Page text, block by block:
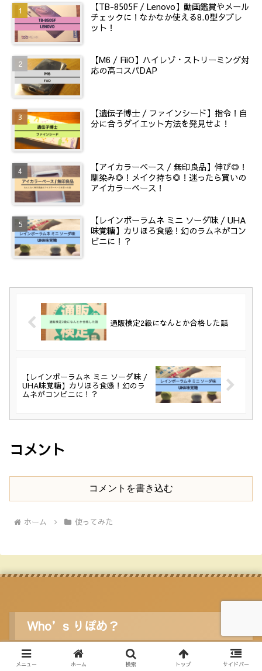
【TB-8505F / Lenovo】動画鑑賞やメール
チェックに！なかなか使える8.0型タブレ
ット！
【M6 / FiiO】ハイレゾ・ストリーミング対
応の高コスパDAP
【遺伝子博士 / ファインシード】指令！自
分に合うダイエット方法を発見せよ！
【アイカラーベース / 無印良品】伸び◎！
馴染み◎！メイク持ち◎！迷ったら買いの
アイカラーベース！
【レインボーラムネ ミニ ソーダ味 / UHA
味覚糖】カリほろ食感！幻のラムネがコン
ビニに！？
通販検定2級になんとか合格した話
【レインボーラムネ ミニ ソーダ味 /
UHA味覚糖】カリほろ食感！幻のラ
ムネがコンビニに！？
コメント
コメントを書き込む
ホーム 使ってみた
Who’s りぽめ？
メニュー ホーム 検索 トップ サイドバー